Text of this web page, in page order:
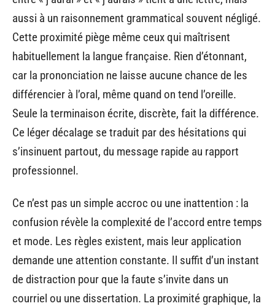
aussi à un raisonnement grammatical souvent négligé.
Cette proximité piège même ceux qui maîtrisent
habituellement la langue française. Rien d’étonnant,
car la prononciation ne laisse aucune chance de les
différencier à l’oral, même quand on tend l’oreille.
Seule la terminaison écrite, discrète, fait la différence.
Ce léger décalage se traduit par des hésitations qui
s’insinuent partout, du message rapide au rapport
professionnel.
Ce n’est pas un simple accroc ou une inattention : la
confusion révèle la complexité de l’accord entre temps
et mode. Les règles existent, mais leur application
demande une attention constante. Il suffit d’un instant
de distraction pour que la faute s’invite dans un
courriel ou une dissertation. La proximité graphique, la